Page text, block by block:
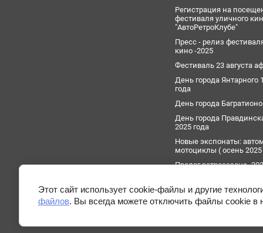
- наличие связей предмета с
объектами окружающей обстановки в
- резкий запах горюче-смазочных
материалов или растворителей,
исходящего дыма (что может быть
связано с разложением химических
- необычно большая масса предмета
(например: коробки из-под конфет,
- наличие наклеек с надписями на
(например: «Бомба», «Тротил», «Взрыв»,
При угрозе террористического акта:
Регистрация на
фестиваля уличного
"АвтоРетроКлубе"
Пресс - релиз
кино -2025
Фестиваль 23 августа
День города Янтарного
года
День города
День города
2025 года
Новые экспонаты:
мотоциклы ( осень 2025
Пролог ретросезона -
Этот сайт использует cookie-файлы и другие
файлов. Вы всегда можете отключить файлы cookie в